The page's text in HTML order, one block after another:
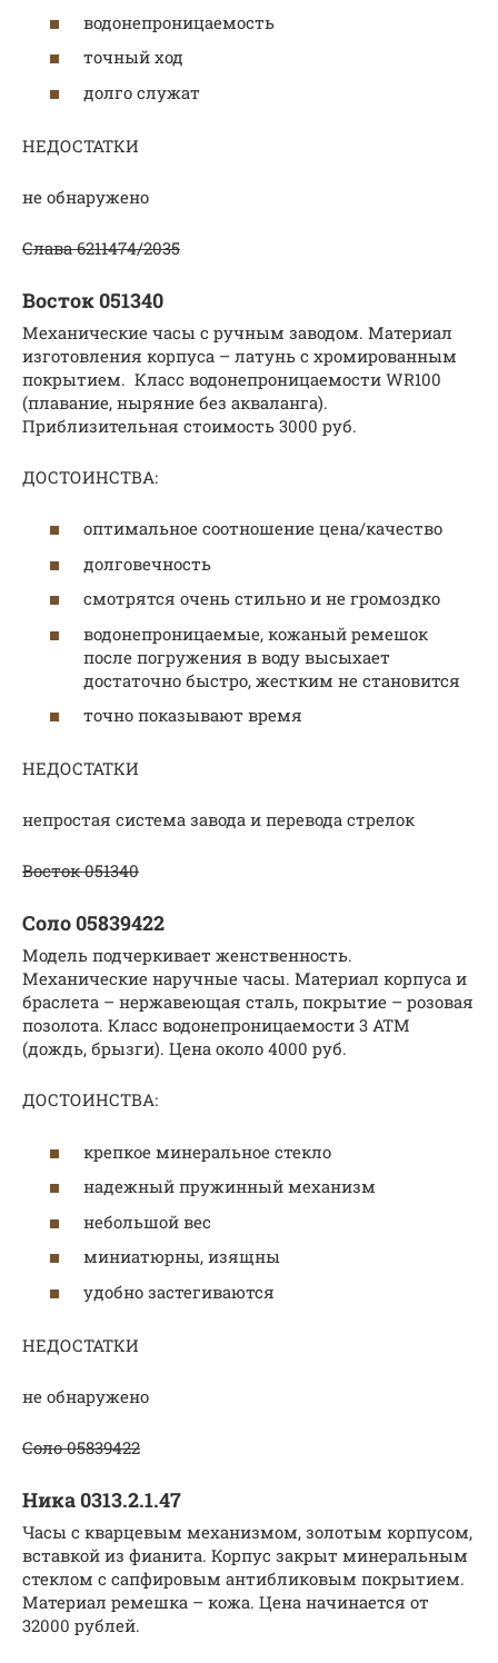
водонепроницаемость
точный ход
долго служат
НЕДОСТАТКИ
не обнаружено
Слава 6211474/2035
Восток 051340
Механические часы с ручным заводом. Материал
изготовления корпуса – латунь с хромированным
покрытием. Класс водонепроницаемости WR100
(плавание, ныряние без акваланга).
Приблизительная стоимость 3000 руб.
ДОСТОИНСТВА:
оптимальное соотношение цена/качество
долговечность
смотрятся очень стильно и не громоздко
водонепроницаемые, кожаный ремешок
после погружения в воду высыхает
достаточно быстро, жестким не становится
точно показывают время
НЕДОСТАТКИ
непростая система завода и перевода стрелок
Восток 051340
Соло 05839422
Модель подчеркивает женственность.
Механические наручные часы. Материал корпуса и
браслета – нержавеющая сталь, покрытие – розовая
позолота. Класс водонепроницаемости 3 АТМ
(дождь, брызги). Цена около 4000 руб.
ДОСТОИНСТВА:
крепкое минеральное стекло
надежный пружинный механизм
небольшой вес
миниатюрны, изящны
удобно застегиваются
НЕДОСТАТКИ
не обнаружено
Соло 05839422
Ника 0313.2.1.47
Часы с кварцевым механизмом, золотым корпусом,
вставкой из фианита. Корпус закрыт минеральным
стеклом с сапфировым антибликовым покрытием.
Материал ремешка – кожа. Цена начинается от
32000 рублей.